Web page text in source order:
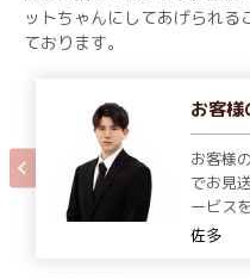
ットちゃんにしてあげられ
ております。
お客様
お客様
でお見
ービス
佐多